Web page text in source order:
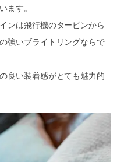
ます。
ンは飛行機のタービンから
強いブライトリングならで
良い装着感がとても魅力的